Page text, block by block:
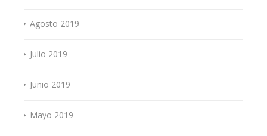
Agosto 2019
Julio 2019
Junio 2019
Mayo 2019